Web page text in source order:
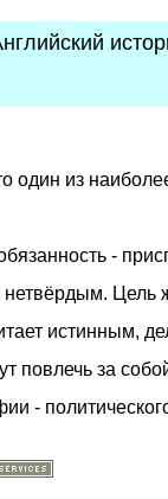
один из
-
Цель
истинным,
повлечь за
-